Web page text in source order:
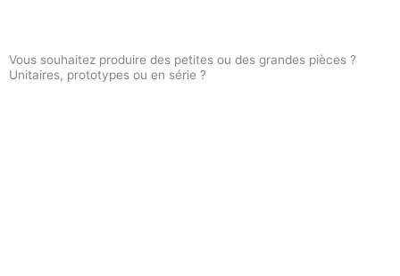
Vous souhaitez produire des petites ou des grandes pièces ?
Unitaires, prototypes ou en série ?